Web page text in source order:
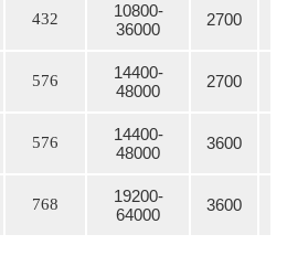
432
10800-
36000
2700
576
14400-
48000
2700
576
14400-
48000
3600
768
19200-
64000
3600